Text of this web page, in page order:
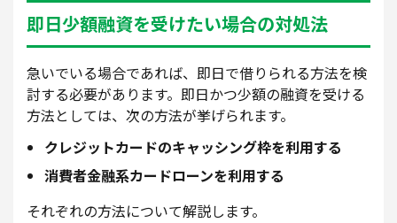
即日少額融資を受けたい場合の対処法
急いでいる場合であれば、即日で借りられる方法を検
討する必要があります。即日かつ少額の融資を受ける
方法としては、次の方法が挙げられます。
クレジットカードのキャッシング枠を利用する
消費者金融系カードローンを利用する
それぞれの方法について解説します。